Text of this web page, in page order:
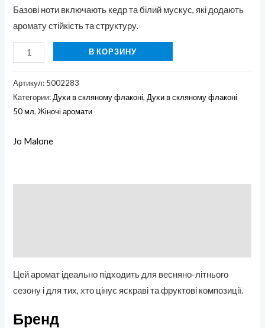
Базові ноти включають кедр та білий мускус, які додають
аромату стійкість та структуру.
В КОРЗИНУ
Артикул: 5002283
Категории:Духи в скляному флаконі,Духи в скляному флаконі
50 мл,Жіночі аромати
Jo Malone
Цей аромат ідеально підходить для весняно-літнього
сезону і для тих, хто цінує яскраві та фруктові композиції.
Бренд